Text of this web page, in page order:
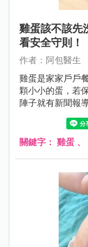
雞蛋該不該先
看安全守則！
作者：阿包醫生
雞蛋是家家戶戶
顆小小的蛋，若
陣子就有新聞報
染沙門氏菌高燒
麼挑、怎麼洗、
把「雞蛋安全守
關鍵字： 雞蛋 、